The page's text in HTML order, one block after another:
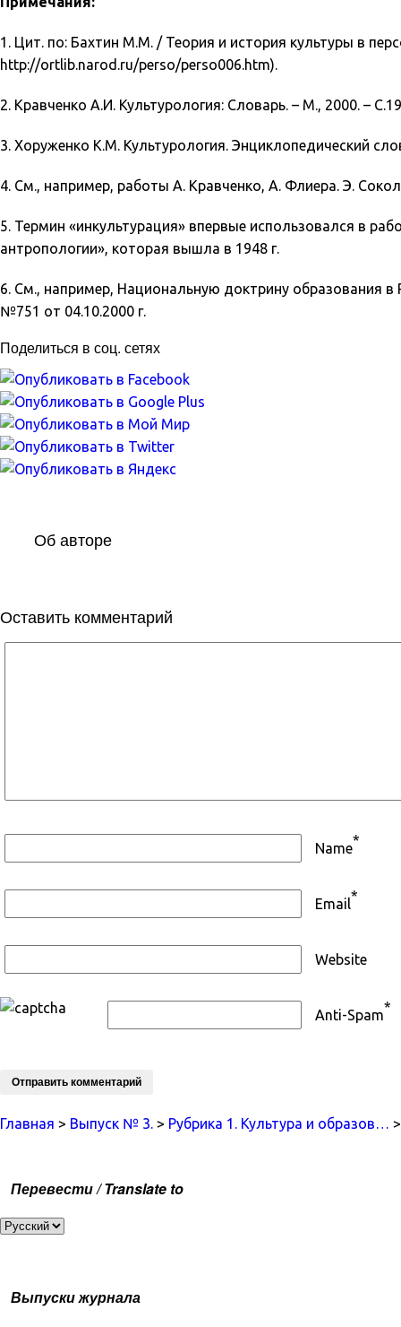
1. Цит. по: Бахтин М.М. / Теория и история культуры в
http://ortlib.narod.ru/perso/perso006.htm).
2. Кравченко А.И. Культурология: Словарь. – М., 2000. –
3. Хоруженко К.М. Культурология. Энциклопедический
4. См., например, работы А. Кравченко, А. Флиера. Э.
5. Термин «инкультурация» впервые использовался в
антропологии», которая вышла в 1948 г.
6. См., например, Национальную доктрину образования
№751 от 04.10.2000 г.
Поделиться в соц. сетях
Об авторе
Оставить комментарий
Name*
Email*
Website
Anti-Spam*
Главная > Выпуск № 3. > Рубрика 1. Культура и образов…
Перевести / Translate to
Выпуски журнала